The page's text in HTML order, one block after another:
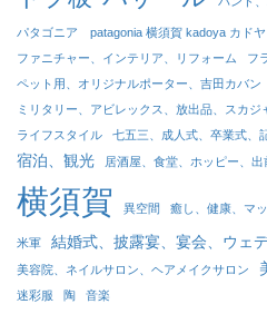
パタゴニア patagonia 横須賀 kadoya カドヤ
ファニチャー、インテリア、リフォーム
フ
ペット用、オリジナルポーター、吉田カバン
ミリタリー、アビレックス、放出品、スカジ
ライフスタイル
七五三、成人式、卒業式、
宿泊、観光 居酒屋、食堂、ホッピー、出
横須賀 異空間 癒し、健康、マ
米軍 結婚式、披露宴、宴会、ウェ
美容院、ネイルサロン、ヘアメイクサロン
迷彩服
陶 音楽